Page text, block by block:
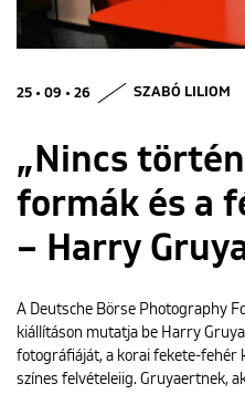
25 • 09 • 26 SZABÓ LILIOM
„Nincs
formák és a
– Harry
A Deutsche Börse Photography
kiállításon mutatja be Harry
fotográfiáját, a korai fekete-fehér
színes felvételeiig. Gruyaertnek,